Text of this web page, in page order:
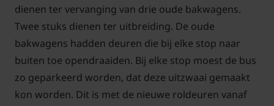
dienen ter vervanging van drie oude bakwagens.
Twee stuks dienen ter uitbreiding. De oude
bakwagens hadden deuren die bij elke stop naar
buiten toe opendraaiden. Bij elke stop moest de bus
zo geparkeerd worden, dat deze uitzwaai gemaakt
kon worden. Dit is met de nieuwe roldeuren vanaf